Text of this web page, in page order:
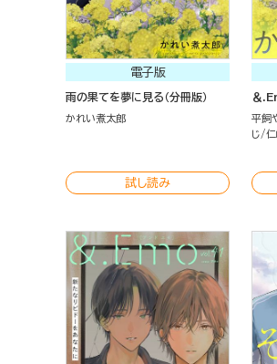
電子版
雨の果てを夢に見る（分冊版）
かれい煮太郎
試し読み
＆
平飼
じ